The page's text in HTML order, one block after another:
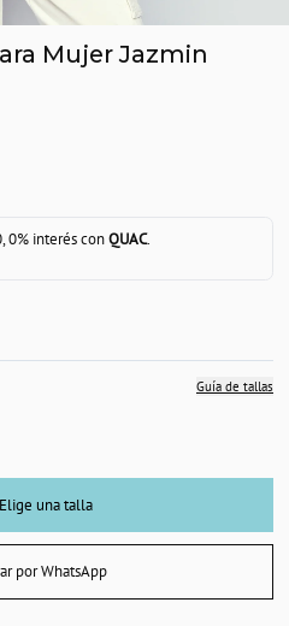
Mujer Jazmin
0% interés conQUAC.
Guía de tallas
Elige una talla
por WhatsApp